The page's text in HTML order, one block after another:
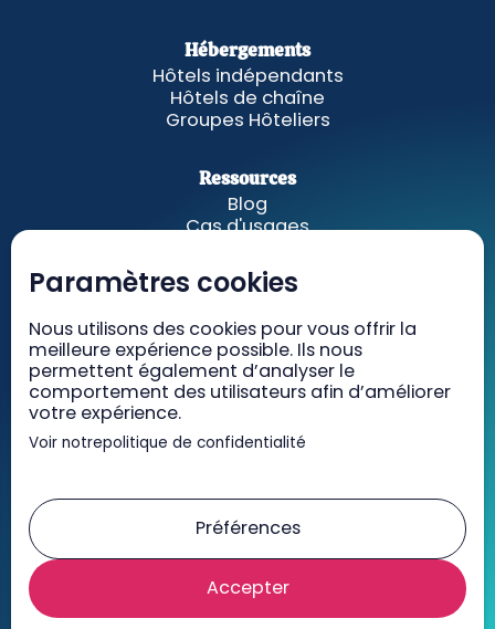
Paramètres cookies
Nous utilisons des cookies pour vous offrir la
meilleure expérience possible. Ils nous
permettent également d’analyser le
comportement des utilisateurs afin d’améliorer
votre expérience.
Voir notrepolitique de confidentialité
Préférences
Accepter
Hébergements
Hôtels indépendants
Hôtels de chaîne
Groupes Hôteliers
Ressources
Blog
Cas d'usages
A propos
GetWelcom
Tarifs
Recrutement
Contact
Mentions légales
CGV/CGU
RGPD